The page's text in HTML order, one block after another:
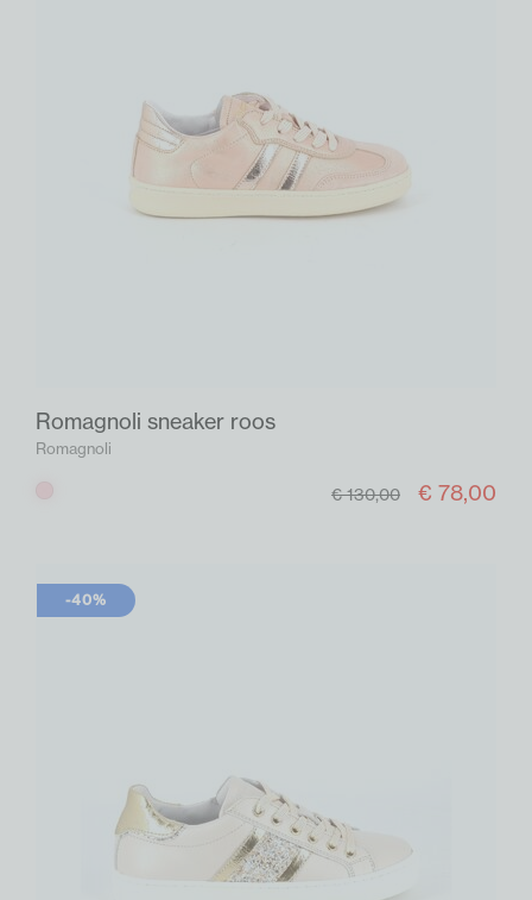
Romagnoli sneaker roos
Romagnoli
€ 130,00 € 78,00
-40%